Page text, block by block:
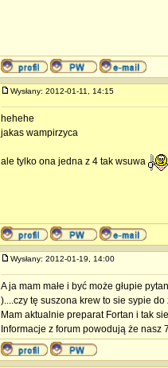
Wysłany: 2012-01-11, 14:15
hehehe
jakas wampirzyca
ale tylko ona jedna z 4 tak wsuwa
Wysłany: 2012-01-19, 14:00
A ja mam małe i być może głupie
)....czy tę suszona krew to sie sypie
Mam aktualnie preparat Fortan i tak
Informacje z forum powodują że nasz